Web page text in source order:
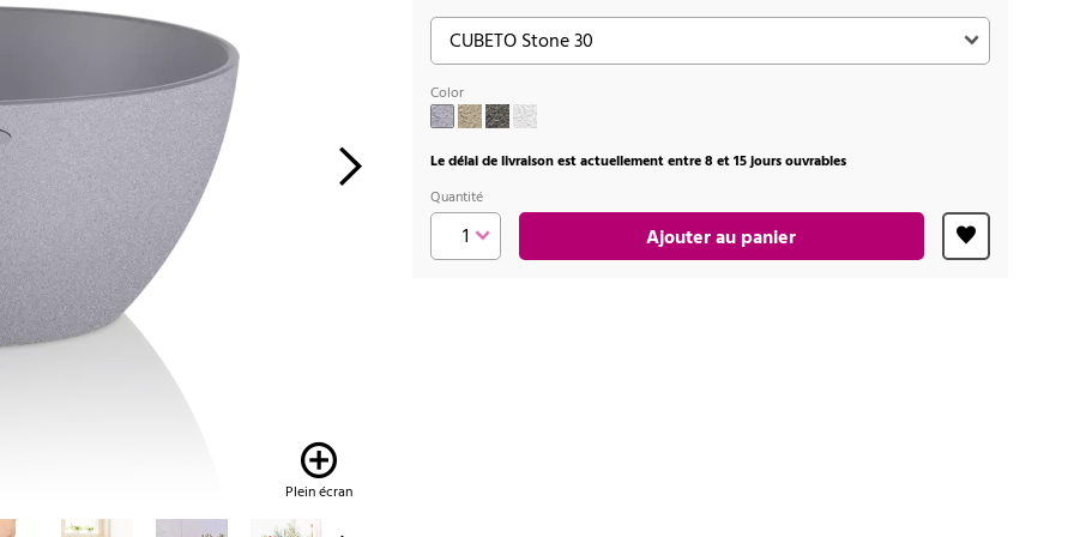
Plein écran
Color
Le délai de livraison est actuellement entre 8 et 15 jours ouvrables
Quantité
Ajouter au panier